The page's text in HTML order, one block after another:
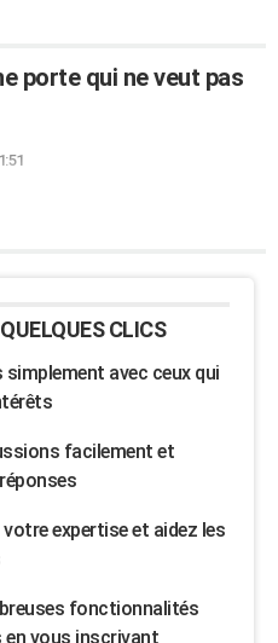
porte qui ne veut pas
CLICS
avec ceux qui
facilement et
expertise et aidez les
fonctionnalités
en vous inscrivant